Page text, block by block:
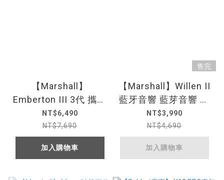
【Marshall】
Emberton III 3代 攜帶
式藍牙喇叭 _ 台灣代
理商公司貨
NT$6,490
NT$7,690
加入購物車
售完
【Marshall】Willen II
藍牙音響 藍芽音響 藍
牙便攜式防水喇叭_台
灣代理商公司貨
NT$3,990
NT$4,690
加入購物車